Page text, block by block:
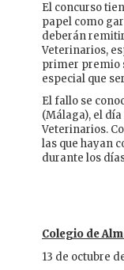
El concurso
papel como
deberán
Veterinarios,
primer premio
especial que
El fallo se
(Málaga), el
Veterinarios.
las que hayan
durante los
Colegio de
13 de octubre